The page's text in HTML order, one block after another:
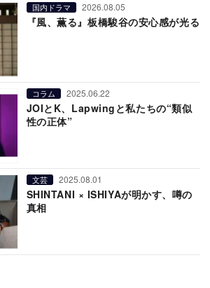
国内ドラマ 2026.08.05
『風、薫る』板橋駿谷の安心感が光る
コラム 2025.06.22
JOIとK、Lapwingと私たちの“類似
性の正体”
文芸 2025.08.01
SHINTANI × ISHIYAが明かす、噂の
真相